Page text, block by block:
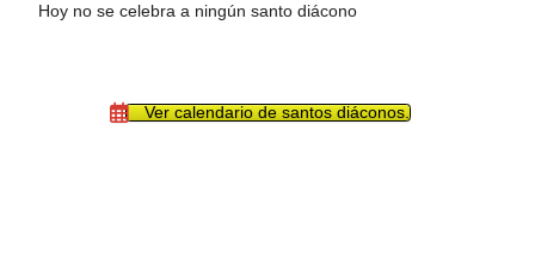
Hoy no se celebra a ningún santo diácono
Ver calendario de santos diáconos.